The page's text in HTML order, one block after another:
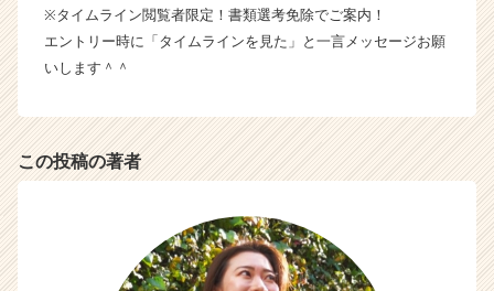
※タイムライン閲覧者限定！書類選考免除でご案内！
エントリー時に「タイムラインを見た」と一言メッセージお願
いします＾＾
この投稿の著者